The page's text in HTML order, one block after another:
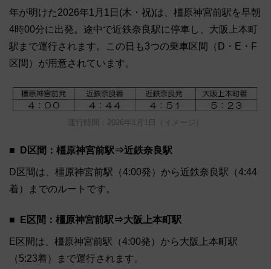
年が明けた2026年1月1日(木・祝)は、橿原神宮前駅を早朝
4時00分に出発。途中で近鉄奈良駅に停車し、大阪上本町
駅まで運行されます。この日も3つの乗車区間（D・E・F
区間）が用意されています。
運行時間：2026年1月1日（イメージ）
D区間：橿原神宮前駅⇒近鉄奈良駅
D区間は、橿原神宮前駅（4:00発）から近鉄奈良駅（4:44
着）までのルートです。
E区間：橿原神宮前駅⇒大阪上本町駅
E区間は、橿原神宮前駅（4:00発）から大阪上本町駅
（5:23着）まで運行されます。